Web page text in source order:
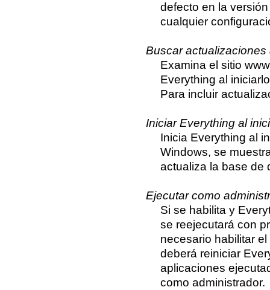
defecto en la
cualquier
Buscar actualizaciones
Examina el sitio
Everything al
Para incluir
Iniciar Everything al
Inicia Everything al
Windows, se
actualiza la base de
Ejecutar como
Si se habilita y
se reejecutará con
necesario habilitar
deberá reiniciar
aplicaciones
como administrador.